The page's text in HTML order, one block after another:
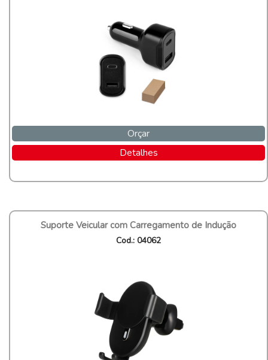
Orçar
Detalhes
Suporte Veicular com Carregamento de Indução
Cod.: 04062